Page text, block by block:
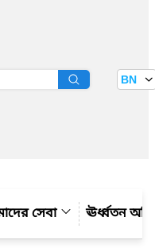
BN
সেবা ঊর্ধ্বতন